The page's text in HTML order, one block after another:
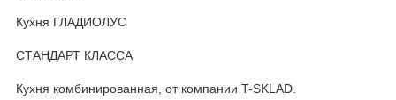
Кухня ГЛАДИОЛУС
СТАНДАРТ КЛАССА
Кухня комбинированная, от компании T-SKLAD.